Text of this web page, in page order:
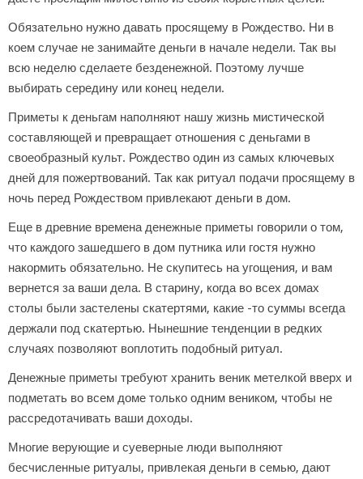
Обязательно нужно давать просящему в Рождество. Ни в
коем случае не занимайте деньги в начале недели. Так вы
всю неделю сделаете безденежной. Поэтому лучше
выбирать середину или конец недели.
Приметы к деньгам наполняют нашу жизнь мистической
составляющей и превращает отношения с деньгами в
своеобразный культ. Рождество один из самых ключевых
дней для пожертвований. Так как ритуал подачи просящему в
ночь перед Рождеством привлекают деньги в дом.
Еще в древние времена денежные приметы говорили о том,
что каждого зашедшего в дом путника или гостя нужно
накормить обязательно. Не скупитесь на угощения, и вам
вернется за ваши дела. В старину, когда во всех домах
столы были застелены скатертями, какие -то суммы всегда
держали под скатертью. Нынешние тенденции в редких
случаях позволяют воплотить подобный ритуал.
Денежные приметы требуют хранить веник метелкой вверх и
подметать во всем доме только одним веником, чтобы не
рассредотачивать ваши доходы.
Многие верующие и суеверные люди выполняют
бесчисленные ритуалы, привлекая деньги в семью, дают